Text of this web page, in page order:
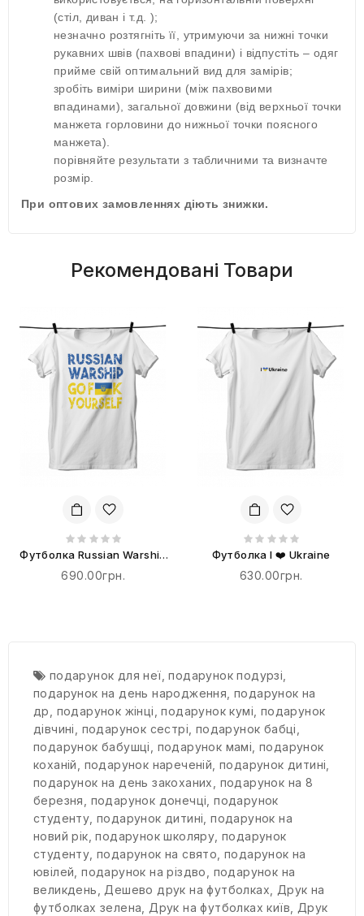
(стіл, диван і т.д. );
незначно розтягніть її, утримуючи за нижні точки
рукавних швів (пахвові впадини) і відпустіть – одяг
прийме свій оптимальний вид для замірів;
зробіть виміри ширини (між пахвовими
впадинами), загальної довжини (від верхньої точки
манжета горловини до нижньої точки поясного
манжета).
порівняйте результати з табличними та визначте
розмір.
При оптових замовленнях діють знижки.
Рекомендовані Товари
Футболка Russian Warship
go F**k yourself
690.00грн.
Футболка I ❤️ Ukraine
630.00грн.
подарунок для неї,подарунок подурзі,
подарунок на день народження,подарунок на
др, подарунок жінці,подарунок кумі, подарунок
дівчині, подарунок сестрі, подарунок бабці,
подарунок бабушці, подарунок мамі,подарунок
коханій, подарунок нареченій,подарунок дитині,
подарунок на день закоханих, подарунок на 8
березня, подарунок донечці,подарунок
студенту,подарунок дитині,подарунок на
новий рік,подарунок школяру,подарунок
студенту,подарунок на свято,подарунок на
ювілей,подарунок на різдво, подарунок на
великдень,Дешево друк на футболках, Друк на
футболках зелена,Друк на футболках київ, Друк